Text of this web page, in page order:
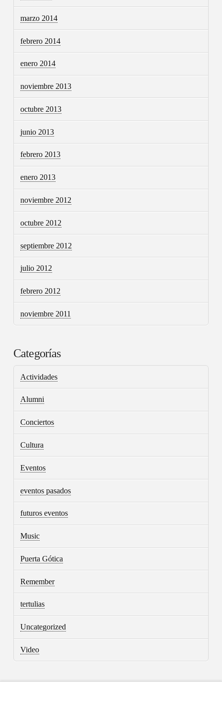
marzo 2014
febrero 2014
enero 2014
noviembre 2013
octubre 2013
junio 2013
febrero 2013
enero 2013
noviembre 2012
octubre 2012
septiembre 2012
julio 2012
febrero 2012
noviembre 2011
Categorías
Actividades
Alumni
Conciertos
Cultura
Eventos
eventos pasados
futuros eventos
Music
Puerta Gótica
Remember
tertulias
Uncategorized
Video